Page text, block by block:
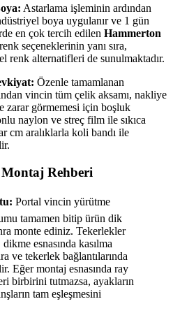
Astarlama işleminin ardından
boya uygulanır ve 1 gün
en çok tercih edilen Hammerton
renk seçeneklerinin yanı sıra,
renk alternatifleri de sunulmaktadır.
Özenle tamamlanan
vincin tüm çelik aksamı, nakliye
zarar görmemesi için boşluk
naylon ve streç film ile sıkıca
cm aralıklarla koli bandı ile
Rehberi
Portal vincin yürütme
tamamen bitip ürün dik
monte ediniz. Tekerlekler
esnasında kasılma
ve tekerlek bağlantılarında
Eğer montaj esnasında ray
birbirini tutmazsa, ayakların
tam eşleşmesini